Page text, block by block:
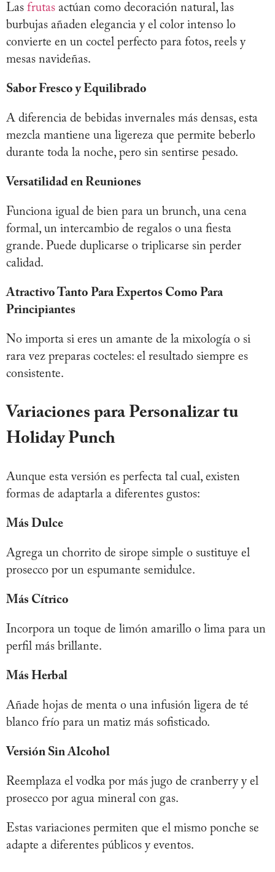
Las frutas actúan como decoración natural, las
burbujas añaden elegancia y el color intenso lo
convierte en un coctel perfecto para fotos, reels y
mesas navideñas.
Sabor Fresco y Equilibrado
A diferencia de bebidas invernales más densas, esta
mezcla mantiene una ligereza que permite beberlo
durante toda la noche, pero sin sentirse pesado.
Versatilidad en Reuniones
Funciona igual de bien para un brunch, una cena
formal, un intercambio de regalos o una fiesta
grande. Puede duplicarse o triplicarse sin perder
calidad.
Atractivo Tanto Para Expertos Como Para
Principiantes
No importa si eres un amante de la mixología o si
rara vez preparas cocteles: el resultado siempre es
consistente.
Variaciones para Personalizar tu
Holiday Punch
Aunque esta versión es perfecta tal cual, existen
formas de adaptarla a diferentes gustos:
Más Dulce
Agrega un chorrito de sirope simple o sustituye el
prosecco por un espumante semidulce.
Más Cítrico
Incorpora un toque de limón amarillo o lima para un
perfil más brillante.
Más Herbal
Añade hojas de menta o una infusión ligera de té
blanco frío para un matiz más sofisticado.
Versión Sin Alcohol
Reemplaza el vodka por más jugo de cranberry y el
prosecco por agua mineral con gas.
Estas variaciones permiten que el mismo ponche se
adapte a diferentes públicos y eventos.